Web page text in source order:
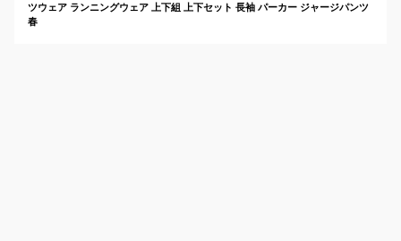
ツウェア ランニングウェア 上下組 上下セット 長袖 パーカー ジャージパンツ
春